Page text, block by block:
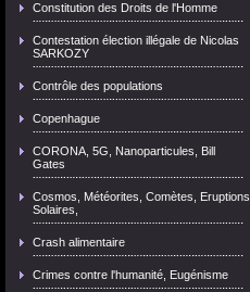
Constitution des Droits de l'Homme
Contestation élection illégale de Nicolas
SARKOZY
Contrôle des populations
Copenhague
CORONA, 5G, Nanoparticules, Bill
Gates
Cosmos, Météorites, Comètes, Eruptions
Solaires,
Crash alimentaire
Crimes contre l'humanité, Eugénisme